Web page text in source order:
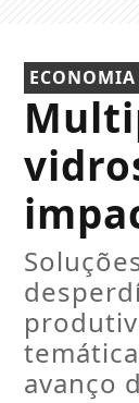
ECONOMIA
avanço